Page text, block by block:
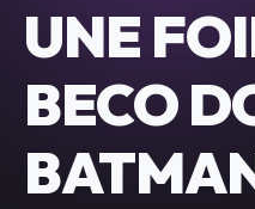
UNE
BECO